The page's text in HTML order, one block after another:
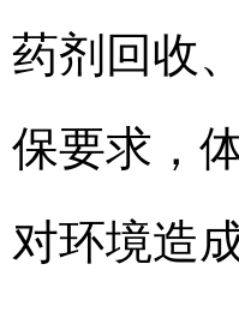
药剂回收
保要求，
对环境造